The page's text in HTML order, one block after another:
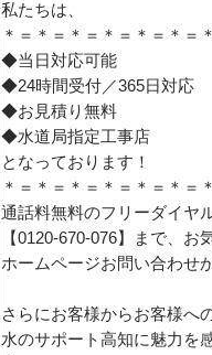
私たちは、
＊＝＊＝＊＝＊＝＊＝＊＝＊
◆当日対応可能
◆24時間受付／365日対応
◆お見積り無料
◆水道局指定工事店
となっております！
＊＝＊＝＊＝＊＝＊＝＊＝＊
通話料無料のフリーダイヤ
【0120-670-076】まで、お
ホームページお問い合わせ
さらにお客様からお客様へ
水のサポート高知に魅力を